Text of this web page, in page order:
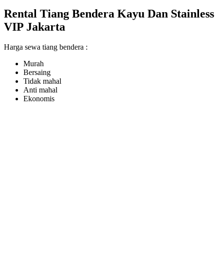
Rental Tiang Bendera Kayu Dan Stainless
VIP Jakarta
Harga sewa tiang bendera :
Murah
Bersaing
Tidak mahal
Anti mahal
Ekonomis